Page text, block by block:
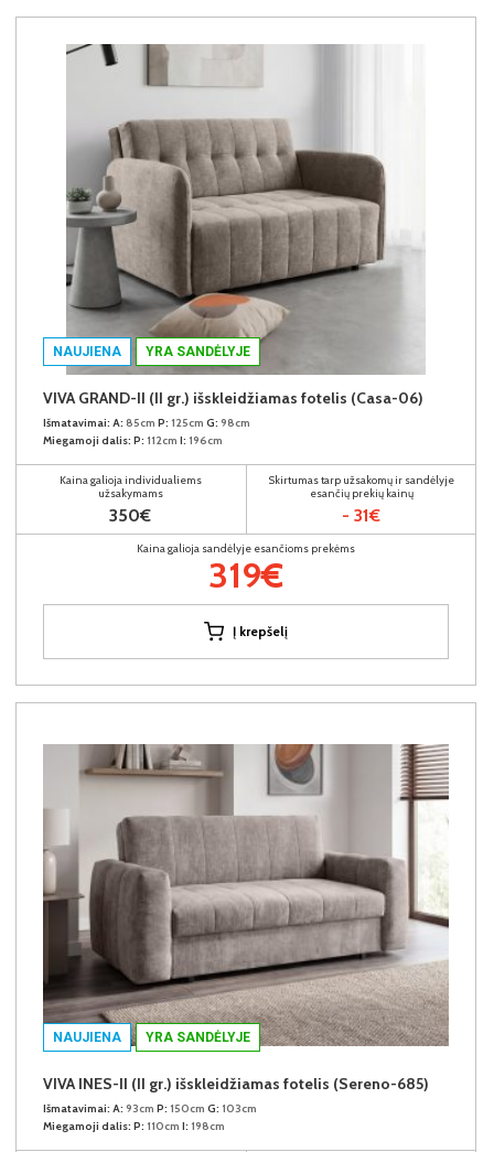
NAUJIENA YRA SANDĖLYJE
VIVA GRAND-II (II gr.) išskleidžiamas fotelis (Casa-06)
Išmatavimai: A: 85cm P: 125cm G: 98cm
Miegamoji dalis: P: 112cm I: 196cm
Kaina galioja individualiems
užsakymams
350€
Skirtumas tarp užsakomų ir sandėlyje
esančių prekių kainų
- 31€
Kaina galioja sandėlyje esančioms prekėms
319€
Į krepšelį
NAUJIENA YRA SANDĖLYJE
VIVA INES-II (II gr.) išskleidžiamas fotelis (Sereno-685)
Išmatavimai: A: 93cm P: 150cm G: 103cm
Miegamoji dalis: P: 110cm I: 198cm